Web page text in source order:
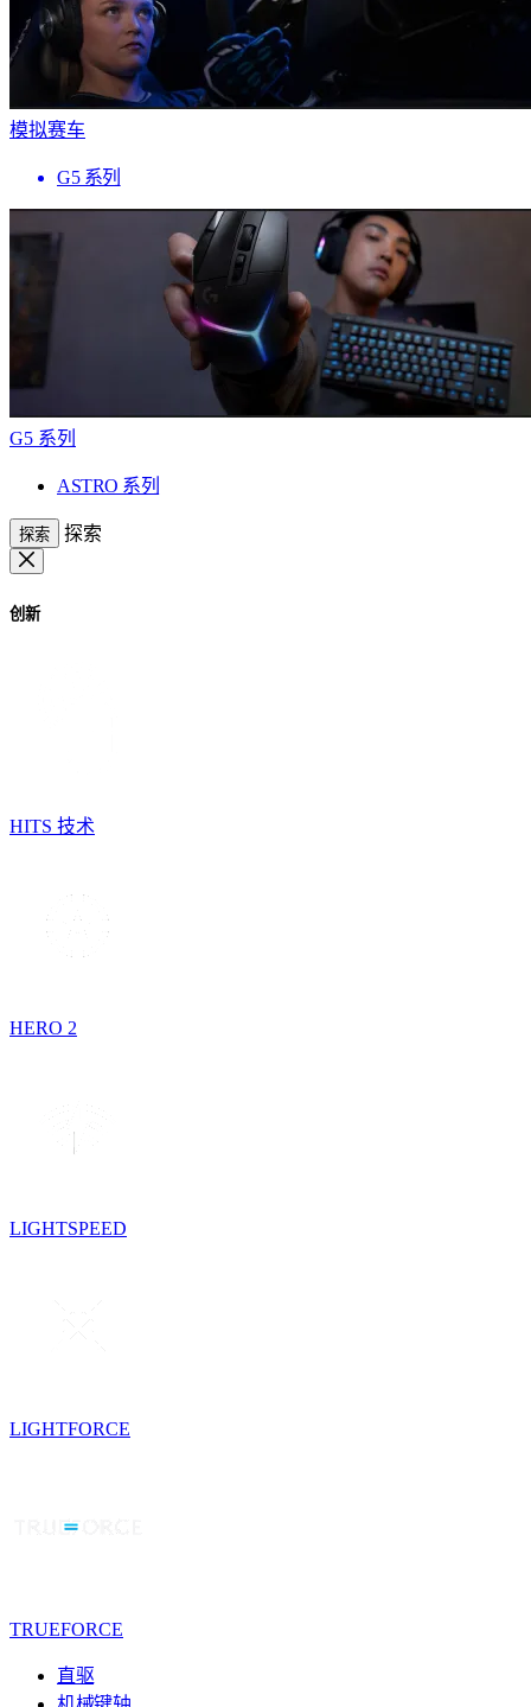
模拟赛车
G5 系列
G5 系列
ASTRO 系列
探索 探索
创新
HITS 技术
HERO 2
LIGHTSPEED
LIGHTFORCE
TRUEFORCE
直驱